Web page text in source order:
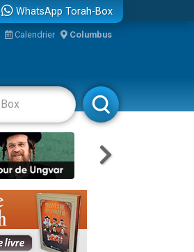
WhatsApp Torah-Box
Calendrier Columbus
Rabbanim